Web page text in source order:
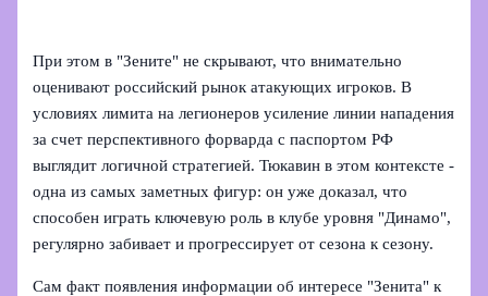
При этом в "Зените" не скрывают, что внимательно
оценивают российский рынок атакующих игроков. В
условиях лимита на легионеров усиление линии нападения
за счет перспективного форварда с паспортом РФ
выглядит логичной стратегией. Тюкавин в этом контексте -
одна из самых заметных фигур: он уже доказал, что
способен играть ключевую роль в клубе уровня "Динамо",
регулярно забивает и прогрессирует от сезона к сезону.
Сам факт появления информации об интересе "Зенита" к